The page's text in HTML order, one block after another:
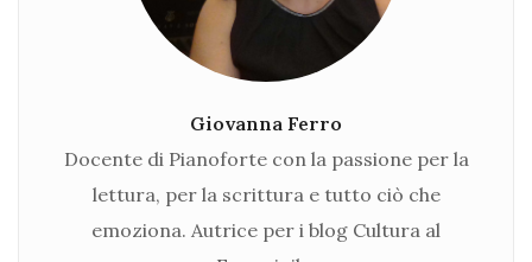
Giovanna Ferro
Docente di Pianoforte con la passione per la
lettura, per la scrittura e tutto ciò che
emoziona. Autrice per i blog Cultura al